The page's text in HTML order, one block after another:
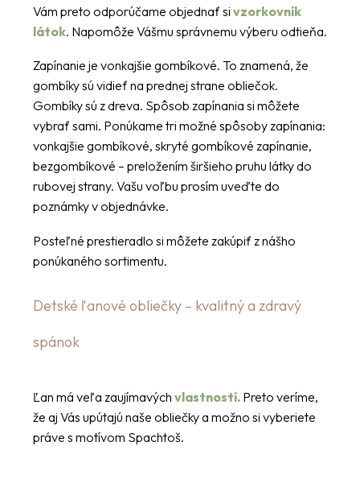
Vám preto odporúčame objednať si vzorkovník
látok. Napomôže Vášmu správnemu výberu odtieňa.
Zapínanie je vonkajšie gombíkové. To znamená, že
gombíky sú vidieť na prednej strane obliečok.
Gombíky sú z dreva. Spôsob zapínania si môžete
vybrať sami. Ponúkame tri možné spôsoby zapínania:
vonkajšie gombíkové, skryté gombíkové zapínanie,
bezgombíkové – preložením širšieho pruhu látky do
rubovej strany. Vašu voľbu prosím uveďte do
poznámky v objednávke.
Posteľné prestieradlo si môžete zakúpiť z nášho
ponúkaného sortimentu.
Detské ľanové obliečky – kvalitný a zdravý
spánok
Ľan má veľa zaujímavých vlastností. Preto veríme,
že aj Vás upútajú naše obliečky a možno si vyberiete
práve s motívom Spachtoš.